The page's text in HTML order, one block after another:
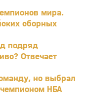
мира.
сборных
подряд
Отвечает
но выбрал
НБА